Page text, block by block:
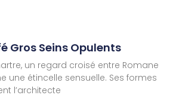
Gros Seins Opulents
un regard croisé entre Romane
une étincelle sensuelle. Ses formes
l’architecte